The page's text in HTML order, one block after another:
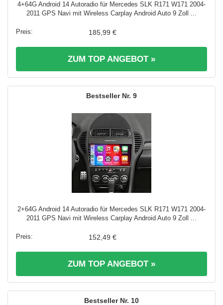
4+64G Android 14 Autoradio für Mercedes SLK R171 W171 2004-
2011 GPS Navi mit Wireless Carplay Android Auto 9 Zoll ...
185,99 €
ZUM TOP ANGEBOT »
9
2+64G Android 14 Autoradio für Mercedes SLK R171 W171 2004-
2011 GPS Navi mit Wireless Carplay Android Auto 9 Zoll ...
152,49 €
ZUM TOP ANGEBOT »
10